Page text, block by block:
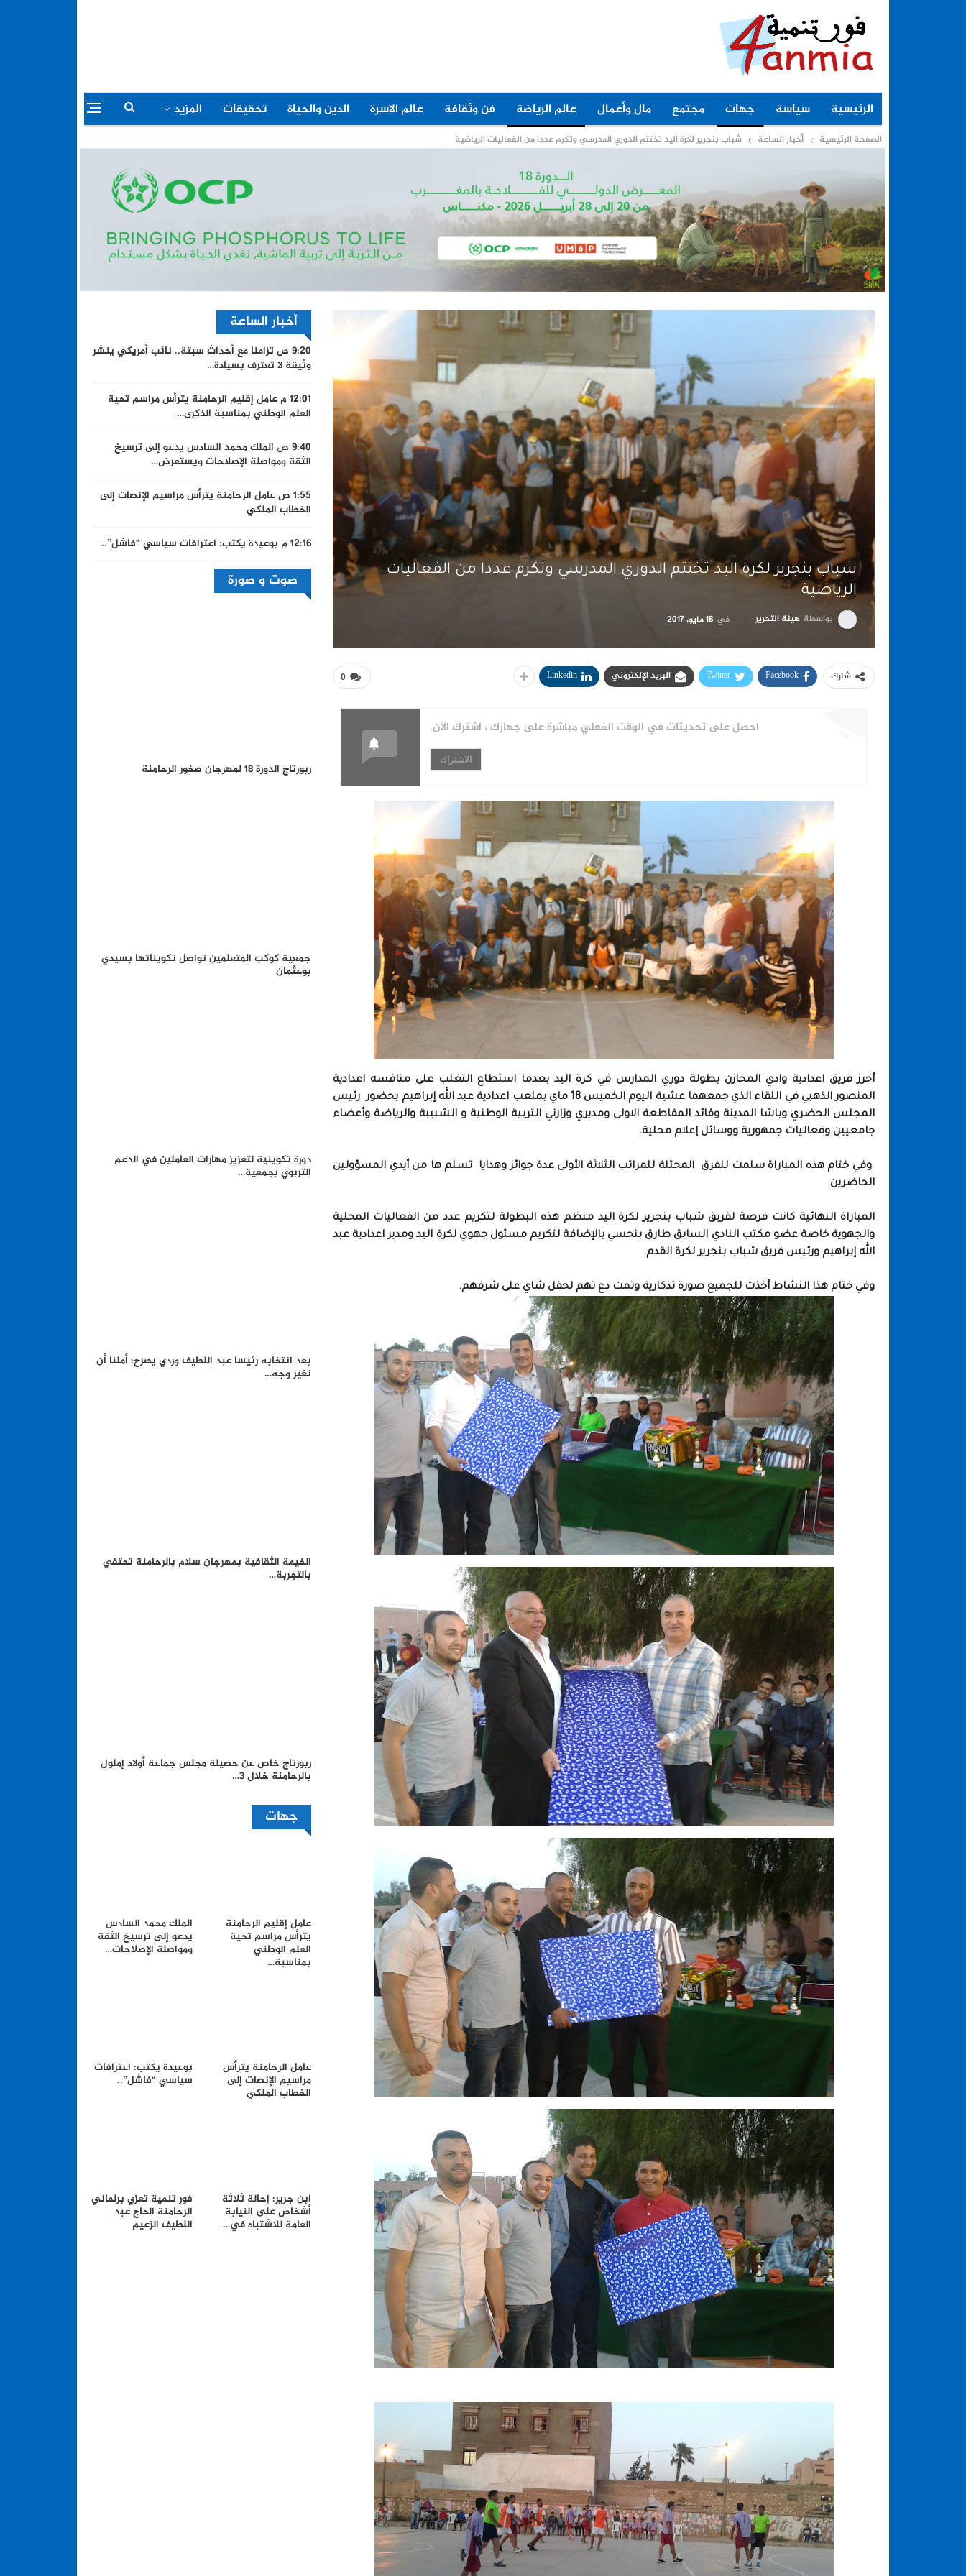
الرئيسية سياسة جهات مجتمع مال وأعمال عالم الرياضة فن وثقافة عالم الاسرة الدين والحياة تحقيقات المزيد
الصفحة الرئيسية أخبار الساعة شباب بنجرير لكرة اليد تختتم الدوري المدرسي وتكرم عددا من الفعاليات الرياضية
شباب بنجرير لكرة اليد تختتم الدوري المدرسي وتكرم عددا من الفعاليات
الرياضية
بواسطة هيئة التحرير في 18 مايو, 2017
0 شارك Facebook
Twitter البريد الإلكتروني Linkedin
احصل على تحديثات في الوقت الفعلي مباشرة على جهازك ، اشترك الآن.
الاشتراك
أحرز فريق اعدادية وادي المخازن بطولة دوري المدارس في كرة اليد بعدما استطاع التغلب على منافسه اعدادية
المنصور الذهبي في اللقاء الذي جمعهما عشية اليوم الخميس 18 ماي بملعب اعدادية عبد الله إبراهيم بحضور رئيس
المجلس الحضري وباشا المدينة وقائد المقاطعة الاولى ومديري وزارتي التربية الوطنية و الشبيبة والرياضة وأعضاء
جامعيين وفعاليات جمهورية ووسائل إعلام محلية.
وفي ختام هذه المباراة سلمت للفرق المحتلة للمراتب الثلاثة الأولى عدة جوائز وهدايا تسلم ها من أيدي المسؤولين
الحاضرين.
المباراة النهائية كانت فرصة لفريق شباب بنجرير لكرة اليد منظم هذه البطولة لتكريم عدد من الفعاليات المحلية
والجهوية خاصة عضو مكتب النادي السابق طارق بنحسي بالإضافة لتكريم مسئول جهوي لكرة اليد ومدير اعدادية عبد
الله إبراهيم ورئيس فريق شباب بنجرير لكرة القدم.
وفي ختام هذا النشاط أخذت للجميع صورة تذكارية وتمت دع تهم لحفل شاي على شرفهم.
أخبار الساعة
9:20 ص
تزامنا مع أحداث سبتة.. نائب أمريكي ينشر
وثيقة لا تعترف بسيادة…
12:01 م
عامل إقليم الرحامنة يترأس مراسم تحية
العلم الوطني بمناسبة الذكرى…
9:40 ص
الملك محمد السادس يدعو إلى ترسيخ
الثقة ومواصلة الإصلاحات ويستعرض…
1:55 ص
عامل الرحامنة يترأس مراسيم الإنصات إلى
الخطاب الملكي
12:16 م
بوعيدة يكتب: اعترافات سياسي “فاشل”..
صوت و صورة
ربورتاج الدورة 18 لمهرجان صخور الرحامنة
جمعية كوكب المتعلمين تواصل تكويناتها بسيدي
بوعثمان
دورة تكوينية لتعزيز مهارات العاملين في الدعم
التربوي بجمعية…
بعد انتخابه رئيسا عبد اللطيف وردي يصرح: أملنا أن
نغير وجه…
الخيمة الثقافية بمهرجان سلام بالرحامنة تحتفي
بالتجربة…
ربورتاج خاص عن حصيلة مجلس جماعة أولاد إملول
بالرحامنة خلال 3…
جهات
عامل إقليم الرحامنة
يترأس مراسم تحية
العلم الوطني
بمناسبة…
الملك محمد السادس
يدعو إلى ترسيخ الثقة
ومواصلة الإصلاحات…
عامل الرحامنة يترأس
مراسيم الإنصات إلى
الخطاب الملكي
بوعيدة يكتب: اعترافات
سياسي “فاشل”..
ابن جرير: إحالة ثلاثة
أشخاص على النيابة
العامة للاشتباه في…
فور تنمية تعزي برلماني
الرحامنة الحاج عبد
اللطيف الزعيم